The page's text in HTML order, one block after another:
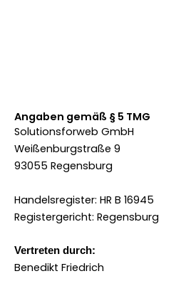
Angaben gemäß § 5 TMG
Solutionsforweb GmbH
Weißenburgstraße 9
93055 Regensburg
Handelsregister: HR B 16945
Registergericht: Regensburg
Vertreten durch:
Benedikt Friedrich